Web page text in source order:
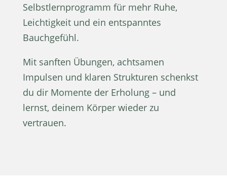
Selbstlernprogramm für mehr Ruhe,
Leichtigkeit und ein entspanntes
Bauchgefühl.
Mit sanften Übungen, achtsamen
Impulsen und klaren Strukturen schenkst
du dir Momente der Erholung – und
lernst, deinem Körper wieder zu
vertrauen.